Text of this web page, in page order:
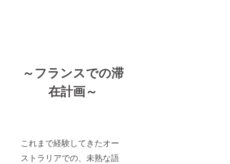
～フランスでの滞
在計画～
これまで経験してきたオー
ストラリアでの、未熟な語